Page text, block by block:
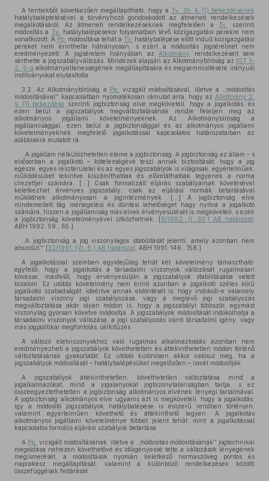
A fentiekből következően megállapítható, hogy a Tv. 35. § (1) bekezdésének
hatálybaléptetésével a törvényhozó gondoskodott az átmeneti rendelkezések
megalkotásáról. Az átmeneti rendelkezéseknek megfelelően a Tv.
szerinti
módosítás a Tv.
hatálybalépésekor folyamatban lévő közigazgatási perekre nem
vonatkozott. A Pp. módosítása tehát a Tv.
hatálybalépése előtt indult közigazgatási
pereket nem érinthette hátrányosan, s ezért a módosítás jogsérelmet nem
eredményezett. A jogsérelem hiányában az Alkotmány rendelkezéseit sem
sérthette a jogszabályváltozás. Mindezek alapján az Alkotmánybíróság az IGT 1–
2. §-a alkotmányellenességének megállapítására és megsemmisítésére irányuló
indítványokat elutasította.
3.2. Az Alkotmánybíróság a Pp.
vizsgált módosításával, illetve a ,,módosítás
módosításával'' kapcsolatban nyomatékosan rámutat arra, hogy az Alkotmány 2.
§ (1) bekezdése szerinti jogbiztonság elve megköveteli, hogy a jogalkotás, és
ezen belül a jogszabályok megváltoztatásának rendje feleljen meg az
alkotmányos jogállami követelményeknek. Az Alkotmánybíróság a
jogállamisággal, ezen belül a jogbiztonsággal és az alkotmányos jogállami
követelményeknek megfelelő jogalkotással kapcsolatos határozataiban az
alábbiakra mutatott rá:
,,A jogállam nélkülözhetetlen eleme a jogbiztonság. A jogbiztonság az állam – s
elsősorban a jogalkotó – kötelességévé teszi annak biztosítását, hogy a jog
egésze, egyes részterületei és az egyes jogszabályok is világosak, egyértelműek,
működésüket tekintve kiszámíthatóak és előreláthatóak legyenek a norma
címzettjei számára. [...] Csak formalizált eljárás szabályainak követésével
keletkezhet érvényes jogszabály, csak az eljárási normák betartásával
működnek alkotmányosan a jogintézmények. [...] A jogbiztonság elve
mindemellett tág mérlegelési és döntési lehetőséget hagy nyitva a jogalkotó
számára, hiszen a jogállamiság más elvek érvényesülését is megköveteli, s ezek
a jogbiztonság követelményével ütközhetnek. [9/1992. (I. 30.) AB határozat
ABH 1992. 59., 65.]
,,A jogbiztonság a jog viszonylagos stabilitását jelenti, amely azonban nem
abszolút.'' [32/1991. (VI. 6.) AB határozat , ABH 1991. 146., 158.]
A jogalkotással szemben egyidejűleg tehát két követelmény támasztható:
egyfelől, hogy a jogalkotás a társadalmi viszonyok változását rugalmasan
kövesse, másfelől, hogy érvényesüljön a jogszabályok stabilitásába vetett
bizalom. Ez utóbbi követelmény nem érinti azonban a jogalkotó széles körű
jogalkotói szabadságát, ideértve annak eldöntését is, hogy indokolt-e valamely
társadalmi viszony jogi szabályozása, vagy a meglévő jogi szabályozás
megváltoztatása akár olyan módon is, hogy a jogszabályt többször, egymást
viszonylag gyorsan követve módosítja. A jogszabályok módosítását indokolhatja a
társadalmi viszonyok változása, a jogi szabályozás iránti társadalmi igény, vagy
más jogpolitikai megfontolás, célkitűzés.
A változó életviszonyokhoz való rugalmas alkalmazkodás azonban nem
eredményezheti a jogszabályok követhetetlen és áttekinthetetlen módon történő
változtatásának gyakorlatát. Ez utóbbi különösen akkor valósul meg, ha a
jogszabályok módosítását – hatálybalépésüket megelőzően – ismét módosítják.
A jogszabályok áttekinthetetlen, követhetetlen változtatása mind a
jogalkalmazókat, mind a jogalanyokat jogbizonytalanságban tartja, s ez
összeegyeztethetetlen a jogbiztonság alkotmányos elvének lényegi tartalmával.
A jogbiztonság alkotmányos elve ugyanis azt is megköveteli, hogy a jogalkotás,
így a módosító jogszabályok hatálybalépése is ésszerű rendben történjen,
valamint egyértelműen követhető és áttekinthető legyen. A jogalkotás
alkotmányos jogállami követelménye többet jelent tehát, mint a jogalkotással
kapcsolatos formális eljárási szabályok betartása.
A Pp. vizsgált módosításának, illetve a ,,módosítás módosításának'' jogtechnikai
megoldása nehezen követhetővé és időigényessé tette a változások lényegének
megismerését, a módosítások nyomán keletkező normaszöveg pontos és
naprakész megállapítását, valamint a különböző rendelkezések közötti
összefüggések feltárását.